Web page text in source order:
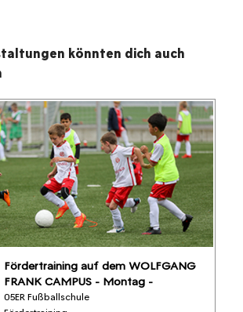
könnten dich auch
Fördertraining auf dem WOLFGANG
FRANK CAMPUS - Montag -
05ER Fußballschule